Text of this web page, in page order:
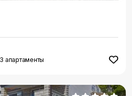
апартаменты